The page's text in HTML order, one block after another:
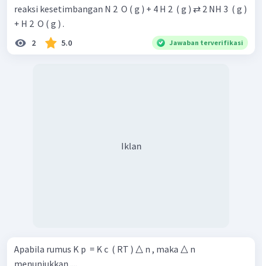
reaksi kesetimbangan N 2 ​ O ( g ) + 4 H 2 ​ ( g ) ⇄ 2 NH 3 ​ ( g )
+ H 2 ​ O ( g ) .
2 5.0 Jawaban terverifikasi
Iklan
Apabila rumus K p ​ = K c ​ ( RT ) △ n , maka △ n